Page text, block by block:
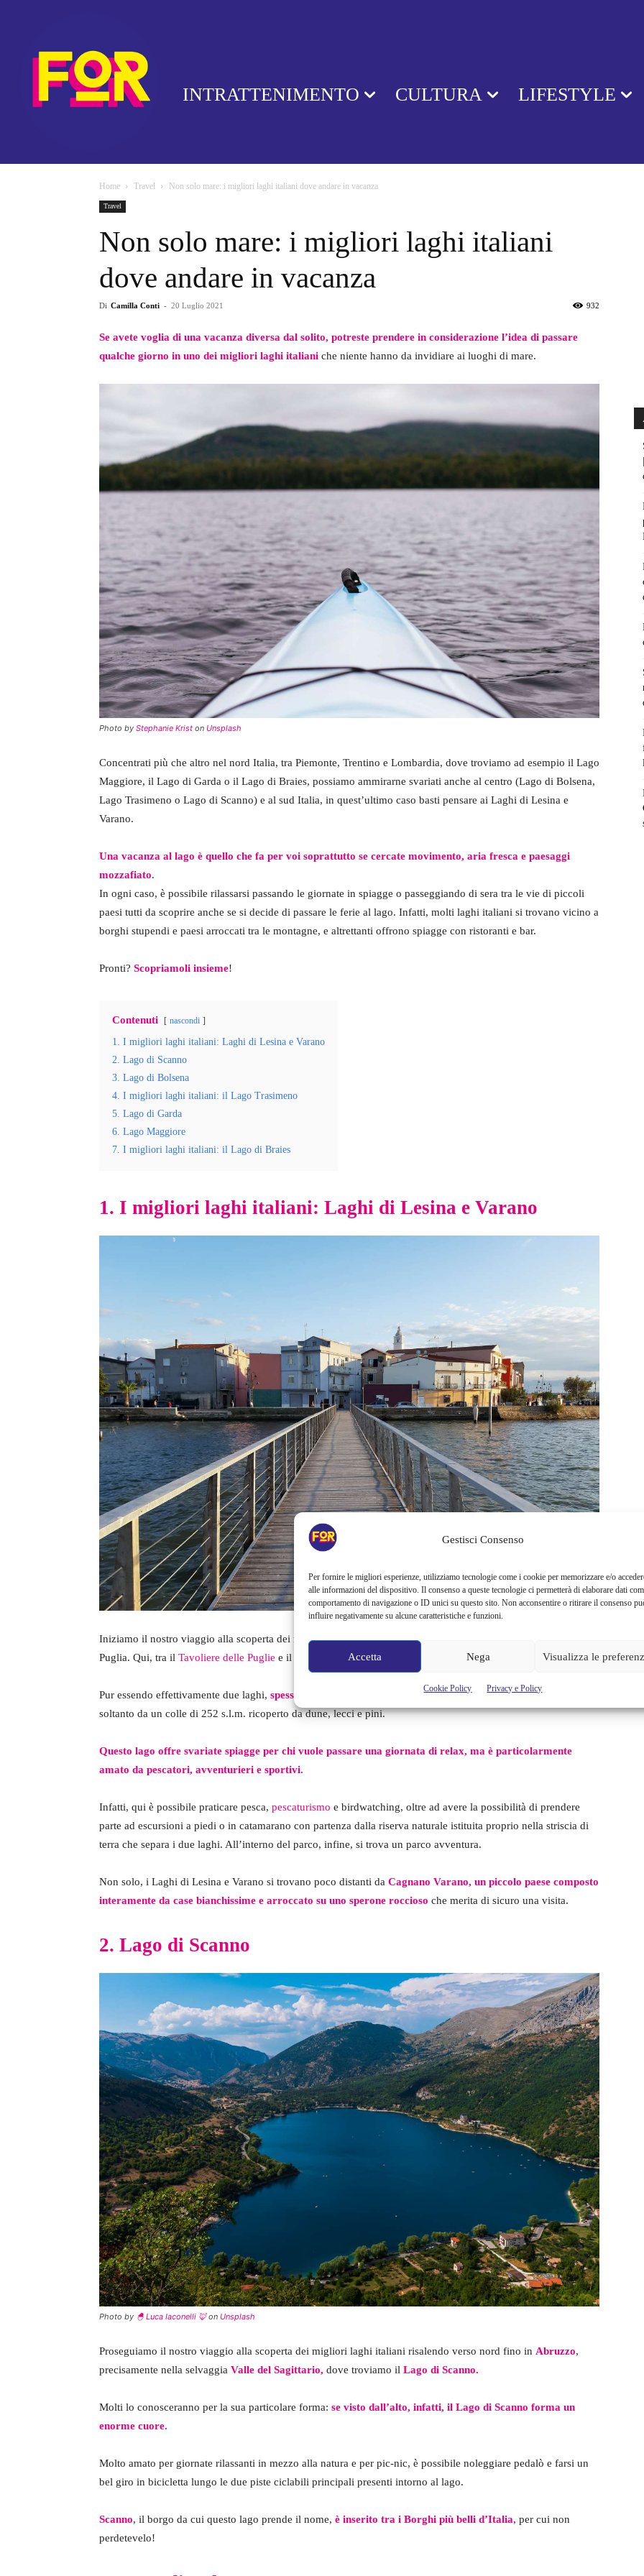
Gestisci Consenso
Per fornire le migliori esperienze, utilizziamo tecnologie come i cookie per memorizzare e/o
alle informazioni del dispositivo. Il consenso a queste tecnologie ci permetterà di elaborare dati
comportamento di navigazione o ID unici su questo sito. Non acconsentire o ritirare il consenso
influire negativamente su alcune caratteristiche e funzioni.
Accetta Nega Visualizza le
Cookie Policy Privacy e Policy
INTRATTENIMENTO CULTURA LIFESTYLE
Home Travel Non solo mare: i migliori laghi italiani dove andare in vacanza
Travel
Non solo mare: i migliori laghi italiani
dove andare in vacanza
Di Camilla Conti - 20 Luglio 2021 932
Se avete voglia di una vacanza diversa dal solito, potreste prendere in considerazione l’idea di passare
qualche giorno in uno dei migliori laghi italiani che niente hanno da invidiare ai luoghi di mare.
Photo by Stephanie Krist on Unsplash
Concentrati più che altro nel nord Italia, tra Piemonte, Trentino e Lombardia, dove troviamo ad esempio il Lago
Maggiore, il Lago di Garda o il Lago di Braies, possiamo ammirarne svariati anche al centro (Lago di Bolsena,
Lago Trasimeno o Lago di Scanno) e al sud Italia, in quest’ultimo caso basti pensare ai Laghi di Lesina e
Varano.
Una vacanza al lago è quello che fa per voi soprattutto se cercate movimento, aria fresca e paesaggi
mozzafiato.
In ogni caso, è possibile rilassarsi passando le giornate in spiagge o passeggiando di sera tra le vie di piccoli
paesi tutti da scoprire anche se si decide di passare le ferie al lago. Infatti, molti laghi italiani si trovano vicino a
borghi stupendi e paesi arroccati tra le montagne, e altrettanti offrono spiagge con ristoranti e bar.
Pronti? Scopriamoli insieme!
Contenuti nascondi
1. I migliori laghi italiani: Laghi di Lesina e Varano
2. Lago di Scanno
3. Lago di Bolsena
4. I migliori laghi italiani: il Lago Trasimeno
5. Lago di Garda
6. Lago Maggiore
7. I migliori laghi italiani: il Lago di Braies
1. I migliori laghi italiani: Laghi di Lesina e Varano
Iniziamo il nostro viaggio alla scoperta dei migliori laghi italiani partendo dal sud Italia, in particolare dalla
Puglia. Qui, tra il Tavoliere delle Puglie e il territorio del Gargano troviamo i Laghi di Lesina e Varano.
Pur essendo effettivamente due laghi, spesso vengono indicati come uno unico, visto che sono separati
soltanto da un colle di 252 s.l.m. ricoperto da dune, lecci e pini.
Questo lago offre svariate spiagge per chi vuole passare una giornata di relax, ma è particolarmente
amato da pescatori, avventurieri e sportivi.
Infatti, qui è possibile praticare pesca, pescaturismo e birdwatching, oltre ad avere la possibilità di prendere
parte ad escursioni a piedi o in catamarano con partenza dalla riserva naturale istituita proprio nella striscia di
terra che separa i due laghi. All’interno del parco, infine, si trova un parco avventura.
Non solo, i Laghi di Lesina e Varano si trovano poco distanti da Cagnano Varano, un piccolo paese composto
interamente da case bianchissime e arroccato su uno sperone roccioso che merita di sicuro una visita.
2. Lago di Scanno
Photo by 🐣 Luca Iaconelli 🦊on Unsplash
Proseguiamo il nostro viaggio alla scoperta dei migliori laghi italiani risalendo verso nord fino in Abruzzo,
precisamente nella selvaggia Valle del Sagittario, dove troviamo il Lago di Scanno.
Molti lo conosceranno per la sua particolare forma: se visto dall’alto, infatti, il Lago di Scanno forma un
enorme cuore.
Molto amato per giornate rilassanti in mezzo alla natura e per pic-nic, è possibile noleggiare pedalò e farsi un
bel giro in bicicletta lungo le due piste ciclabili principali presenti intorno al lago.
Scanno, il borgo da cui questo lago prende il nome, è inserito tra i Borghi più belli d’Italia, per cui non
perdetevelo!